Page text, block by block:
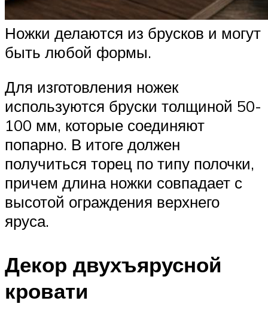
Ножки делаются из брусков и могут
быть любой формы.
Для изготовления ножек
используются бруски толщиной 50-
100 мм, которые соединяют
попарно. В итоге должен
получиться торец по типу полочки,
причем длина ножки совпадает с
высотой ограждения верхнего
яруса.
Декор двухъярусной
кровати